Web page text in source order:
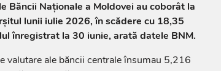
Băncii Naționale a Moldovei au coborât la
lunii iulie 2026, în scădere cu 18,35
înregistrat la 30 iunie, arată datele BNM.
valutare ale băncii centrale însumau 5,216